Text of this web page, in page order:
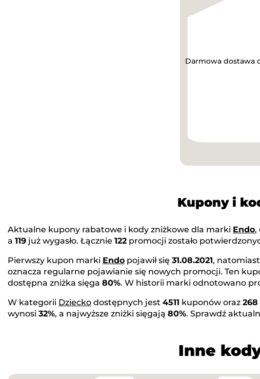
Darmowa dostawa
Kupony i
Aktualne kupony rabatowe i kody zniżkowe dla marki Endo,
a 119 już wygasło. Łącznie 122 promocji zostało
Pierwszy kupon marki Endo pojawił się 31.08.2021,
oznacza regularne pojawianie się nowych promocji. Ten
dostępna zniżka sięga 80%. W historii marki odnotowano
W kategorii Dziecko dostępnych jest 4511 kuponów oraz 268
wynosi 32%, a najwyższe zniżki sięgają 80%. Sprawdź
Inne